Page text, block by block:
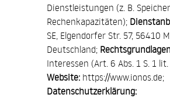
Dienstleistungen (z. B.
Rechenkapazitäten);
SE, Elgendorfer Str. 57, 56410
Deutschland;
Interessen (Art. 6 Abs. 1 S. 1 lit.
Website: https://www.ionos.de;
Datenschutzerklärung: